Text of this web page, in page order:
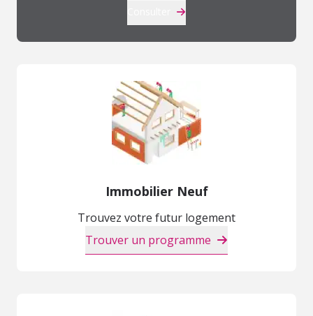
Immobilier Neuf
Trouvez votre futur logement
Trouver un programme